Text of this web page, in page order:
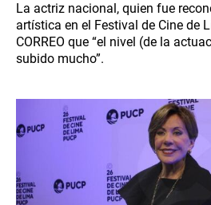
La actriz nacional, quien fue
artística en el Festival de Cine de
CORREO que “el nivel (de la
subido mucho”.